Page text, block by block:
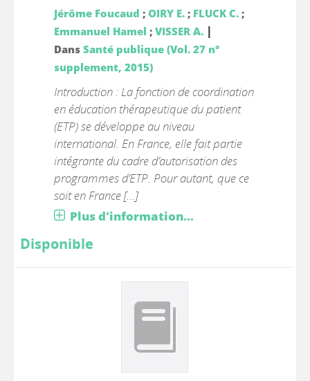
Jérôme Foucaud ; OIRY E.; FLUCK C.;
Emmanuel Hamel ; VISSER A. |
Dans Santé publique (Vol. 27 n°
supplement, 2015)
Introduction : La fonction de coordination
en éducation thérapeutique du patient
(ETP) se développe au niveau
international. En France, elle fait partie
intégrante du cadre d’autorisation des
programmes d’ETP. Pour autant, que ce
soit en France [...]
Plus d'information...
Disponible